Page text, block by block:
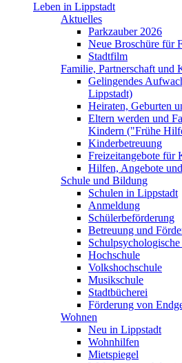
Leben in Lippstadt
Aktuelles
Parkzauber 2026
Neue Broschüre für
Stadtfilm
Familie, Partnerschaft und
Gelingendes
Lippstadt)
Heiraten, Geburten
Eltern werden und
Kindern ("Frühe
Kinderbetreuung
Freizeitangebote für
Hilfen, Angebote
Schule und Bildung
Schulen in Lippstadt
Anmeldung
Schülerbeförderung
Betreuung und
Hochschule
Volkshochschule
Musikschule
Stadtbücherei
Förderung von
Wohnen
Neu in Lippstadt
Wohnhilfen
Mietspiegel